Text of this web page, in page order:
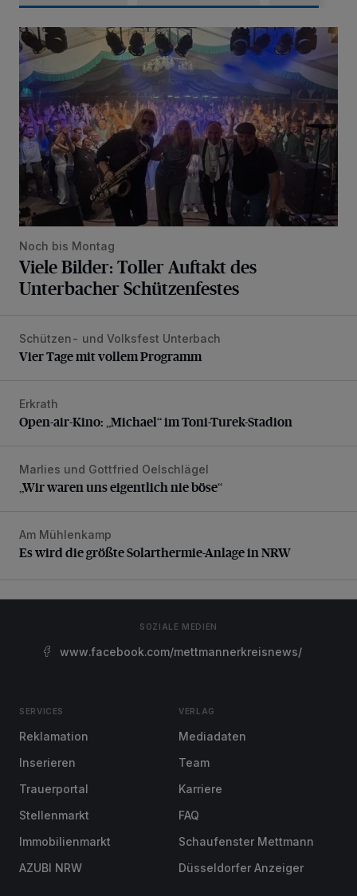
Viele Bilder: Toller Auftakt des Unterbacher
Noch bis Montag
Viele Bilder: Toller Auftakt des
Unterbacher Schützenfestes
Vier Tage mit vollem Programm
Schützen- und Volksfest Unterbach
Vier Tage mit vollem Programm
Open-air-Kino: „Michael“ im Toni-Turek-Stadion
Erkrath
Open-air-Kino: „Michael“ im Toni-Turek-Stadion
„Wir waren uns eigentlich nie böse“
Marlies und Gottfried Oelschlägel
„Wir waren uns eigentlich nie böse“
Es wird die größte Solarthermie-Anlage in NRW
Am Mühlenkamp
Es wird die größte Solarthermie-Anlage in NRW
SOZIALE MEDIEN
www.facebook.com/mettmannerkreisnews/
SERVICES
Reklamation
Inserieren
Trauerportal
Stellenmarkt
Immobilienmarkt
AZUBI NRW
VERLAG
Mediadaten
Team
Karriere
FAQ
Schaufenster Mettmann
Düsseldorfer Anzeiger